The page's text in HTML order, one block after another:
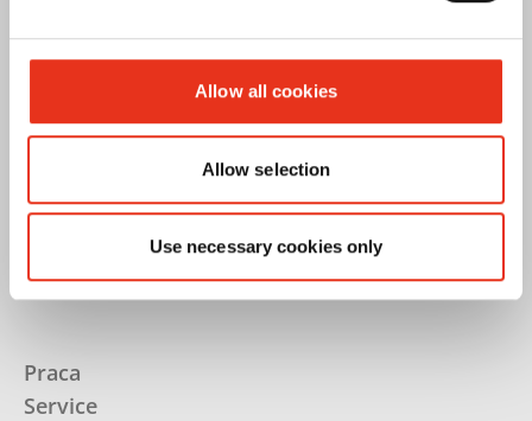
Allow all cookies
Allow selection
Use necessary cookies only
Prasowanie Niszczenie
Pakowanie Zgniatanie PET
Praca
Service